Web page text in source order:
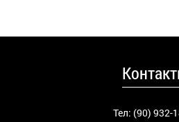
Тел: (90) 932-